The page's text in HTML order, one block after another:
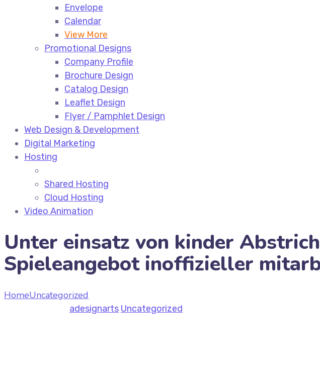
Envelope
Calendar
View More
Promotional Designs
Company Profile
Brochure Design
Catalog Design
Leaflet Design
Flyer / Pamphlet Design
Web Design & Development
Digital Marketing
Hosting
Shared Hosting
Cloud Hosting
Video Animation
Unter einsatz von kinder
Spieleangebot inoffizieller
HomeUncategorized
adesignarts Uncategorized